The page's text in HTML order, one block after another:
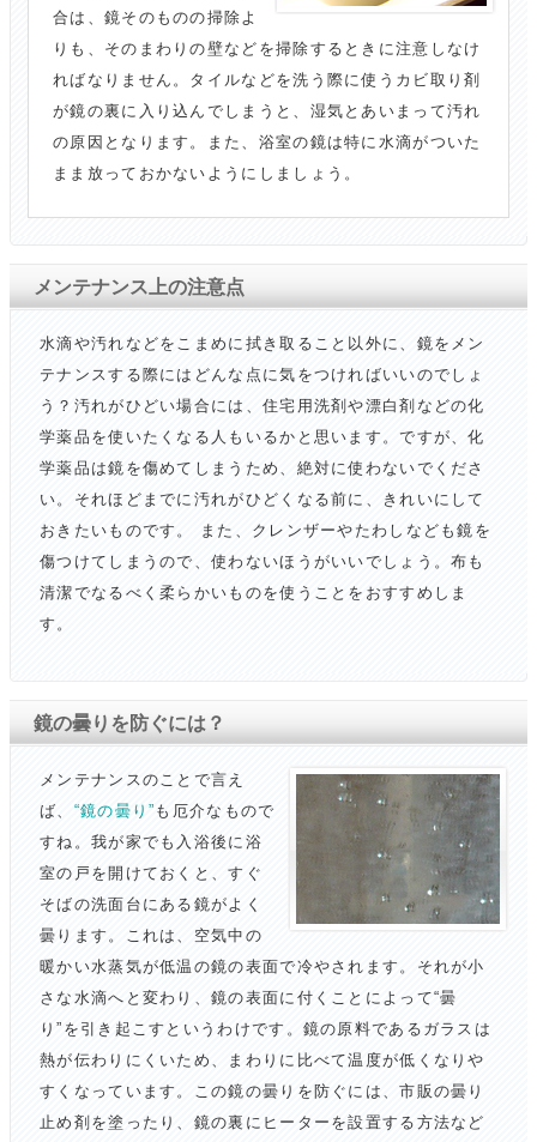
合は、鏡そのものの掃除よ
りも、そのまわりの壁などを掃除するときに注意しなけ
ればなりません。タイルなどを洗う際に使うカビ取り剤
が鏡の裏に入り込んでしまうと、湿気とあいまって汚れ
の原因となります。また、浴室の鏡は特に水滴がついた
まま放っておかないようにしましょう。
メンテナンス上の注意点
水滴や汚れなどをこまめに拭き取ること以外に、鏡をメン
テナンスする際にはどんな点に気をつければいいのでしょ
う？汚れがひどい場合には、住宅用洗剤や漂白剤などの化
学薬品を使いたくなる人もいるかと思います。ですが、化
学薬品は鏡を傷めてしまうため、絶対に使わないでくださ
い。それほどまでに汚れがひどくなる前に、きれいにして
おきたいものです。 また、クレンザーやたわしなども鏡を
傷つけてしまうので、使わないほうがいいでしょう。布も
清潔でなるべく柔らかいものを使うことをおすすめしま
す。
鏡の曇りを防ぐには？
メンテナンスのことで言え
ば、 “鏡の曇り” も厄介なもので
すね。我が家でも入浴後に浴
室の戸を開けておくと、すぐ
そばの洗面台にある鏡がよく
曇ります。これは、空気中の
暖かい水蒸気が低温の鏡の表面で冷やされます。それが小
さな水滴へと変わり、鏡の表面に付くことによって“曇
り”を引き起こすというわけです。鏡の原料であるガラスは
熱が伝わりにくいため、まわりに比べて温度が低くなりや
すくなっています。この鏡の曇りを防ぐには、市販の曇り
止め剤を塗ったり、鏡の裏にヒーターを設置する方法など